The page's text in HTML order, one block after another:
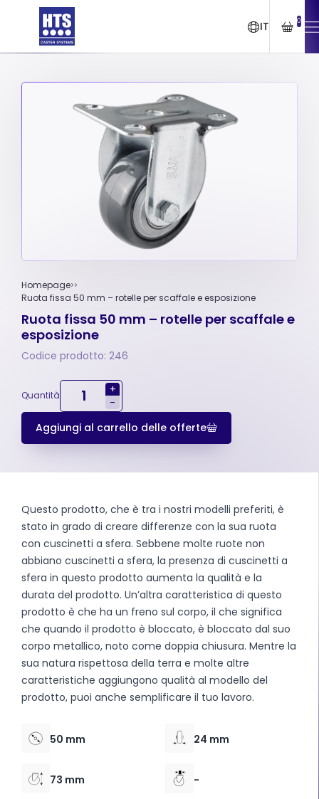
IT 0
Homepage
Ruota fissa 50 mm – rotelle per scaffale e esposizione
Ruota fissa 50 mm – rotelle per scaffale e
esposizione
Codice prodotto: 246
Quantità
+
-
Aggiungi al carrello delle offerte
Questo prodotto, che è tra i nostri modelli preferiti, è
stato in grado di creare differenze con la sua ruota
con cuscinetti a sfera. Sebbene molte ruote non
abbiano cuscinetti a sfera, la presenza di cuscinetti a
sfera in questo prodotto aumenta la qualità e la
durata del prodotto. Un’altra caratteristica di questo
prodotto è che ha un freno sul corpo, il che significa
che quando il prodotto è bloccato, è bloccato dal suo
corpo metallico, noto come doppia chiusura. Mentre la
sua natura rispettosa della terra e molte altre
caratteristiche aggiungono qualità al modello del
prodotto, puoi anche semplificare il tuo lavoro.
50 mm 24 mm
73 mm -